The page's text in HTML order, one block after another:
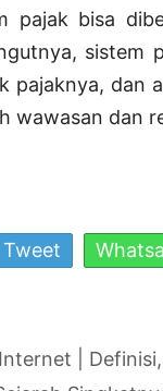
pajak bisa
sistem
pajaknya, dan
wawasan dan
Tweet
|